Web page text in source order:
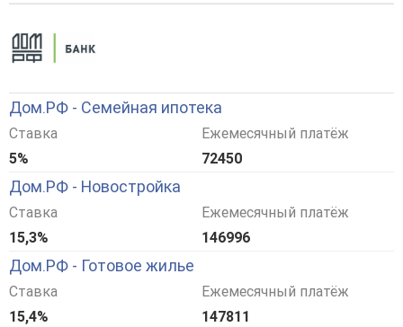
Дом.РФ - Семейная ипотека
Ставка
5%
Ежемесячный платёж
72450
Дом.РФ - Новостройка
Ставка
15,3%
Ежемесячный платёж
146996
Дом.РФ - Готовое жилье
Ставка
15,4%
Ежемесячный платёж
147811